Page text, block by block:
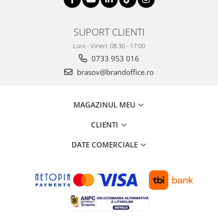
SUPORT CLIENTI
Luni - Vineri: 08.30 - 17:00
0733 953 016
brasov@brandoffice.ro
MAGAZINUL MEU
CLIENTI
DATE COMERCIALE